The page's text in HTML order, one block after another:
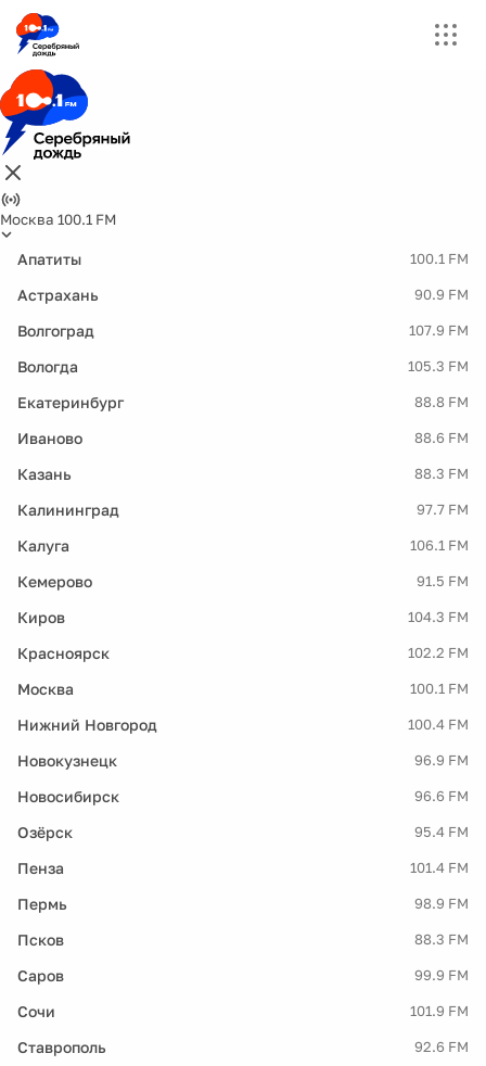
Москва 100.1 FM
Апатиты 100.1 FM
Астрахань 90.9 FM
Волгоград 107.9 FM
Вологда 105.3 FM
Екатеринбург 88.8 FM
Иваново 88.6 FM
Казань 88.3 FM
Калининград 97.7 FM
Калуга 106.1 FM
Кемерово 91.5 FM
Киров 104.3 FM
Красноярск 102.2 FM
Москва 100.1 FM
Нижний Новгород 100.4 FM
Новокузнецк 96.9 FM
Новосибирск 96.6 FM
Озёрск 95.4 FM
Пенза 101.4 FM
Пермь 98.9 FM
Псков 88.3 FM
Саров 99.9 FM
Сочи 101.9 FM
Ставрополь 92.6 FM